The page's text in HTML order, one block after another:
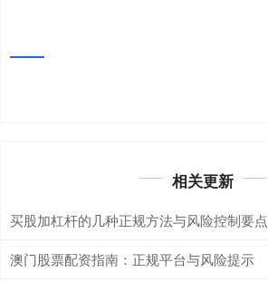
相关更新
买股加杠杆的几种正规方法与风险控制要点
澳门股票配资指南：正规平台与风险提示